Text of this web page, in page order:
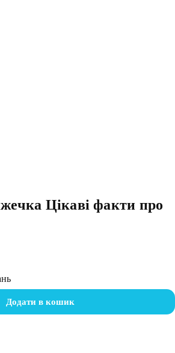
Цікаві факти про
Додати в кошик